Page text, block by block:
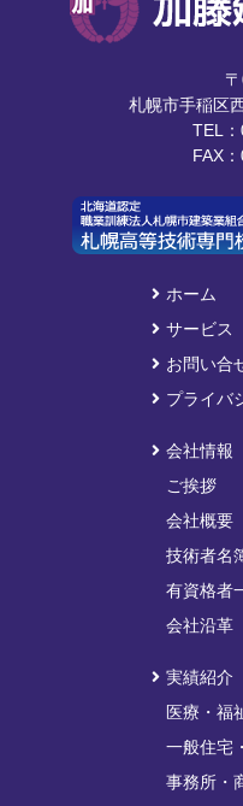
札幌市手稲区
TEL
FAX
ホーム
サービス
お問い合
プライバ
会社情報
ご挨拶
会社概要
技術者名
有資格者
会社沿革
実績紹介
医療・福
一般住宅
事務所・